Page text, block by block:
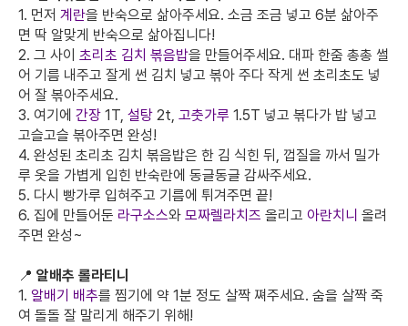
1. 먼저 계란을 반숙으로 삶아주세요. 소금 조금 넣고 6분 삶아주
면 딱 알맞게 반숙으로 삶아집니다!
2. 그 사이 초리초 김치 볶음밥을 만들어주세요. 대파 한줌 총총 썰
어 기름 내주고 잘게 썬 김치 넣고 볶아 주다 작게 썬 초리초도 넣
어 잘 볶아주세요.
3. 여기에 간장 1T, 설탕 2t, 고춧가루 1.5T 넣고 볶다가 밥 넣고
고슬고슬 볶아주면 완성!
4. 완성된 초리초 김치 볶음밥은 한 김 식힌 뒤, 껍질을 까서 밀가
루 옷을 가볍게 입힌 반숙란에 동글동글 감싸주세요.
5. 다시 빵가루 입혀주고 기름에 튀겨주면 끝!
6. 집에 만들어둔 라구소스와 모짜렐라치즈 올리고 아란치니 올려
주면 완성~
📍 알배추 롤라티니
1. 알배기 배추를 찜기에 약 1분 정도 살짝 쪄주세요. 숨을 살짝 죽
여 돌돌 잘 말리게 해주기 위해!